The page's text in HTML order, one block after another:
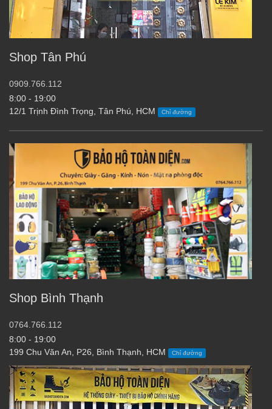
Shop Tân Phú
0909.766.112
8:00 - 19:00
12/1 Trịnh Đình Trọng, Tân Phú, HCM
Chỉ đường
Shop Bình Thạnh
0764.766.112
8:00 - 19:00
199 Chu Văn An, P26, Bình Thạnh, HCM
Chỉ đường